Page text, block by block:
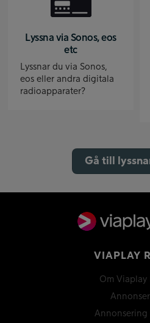
Lyssna via Sonos, eos
etc
Lyssnar du via Sonos,
eos eller andra digitala
radioapparater?
Gå till
VIAPLAY
Om Viaplay